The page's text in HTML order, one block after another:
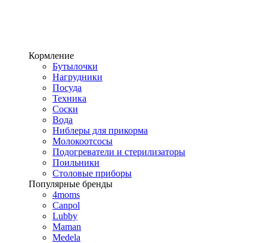
Кормление
Бутылочки
Нагрудники
Посуда
Техника
Соски
Вода
Ниблеры для прикорма
Молокоотсосы
Подогреватели и стерилизаторы
Поильники
Столовые приборы
Популярные бренды
4moms
Canpol
Lubby
Maman
Medela